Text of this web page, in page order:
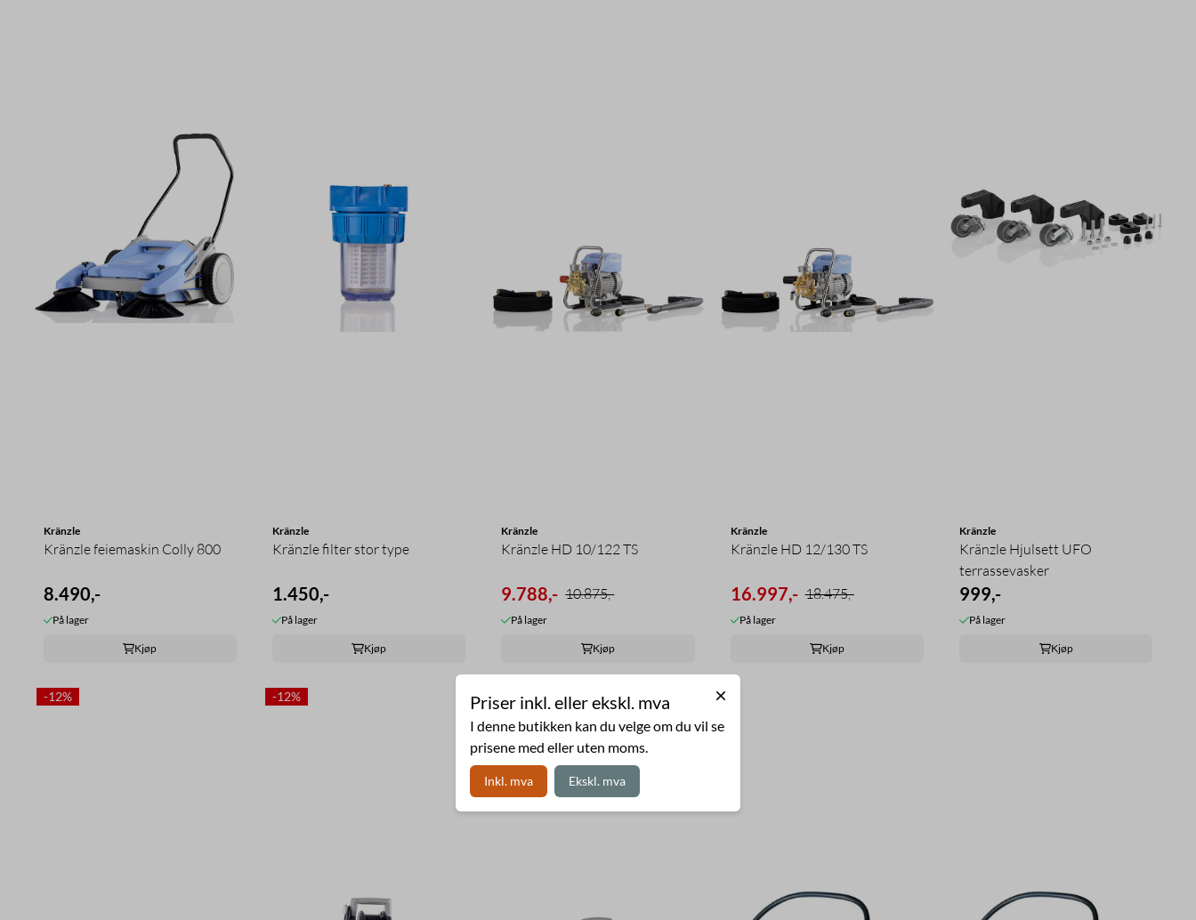
Kränzle
Kränzle feiemaskin Colly 800
8.490,-
På lager
Kjøp
Kränzle
Kränzle filter stor type
1.450,-
På lager
Kjøp
Kränzle
Kränzle HD 10/122 TS
9.788,- 10.875,-
På lager
Kjøp
Kränzle
Kränzle HD 12/130 TS
16.997,- 18.475,-
På lager
Kjøp
Kränzle
Kränzle Hjulsett UFO
terrassevasker
999,-
På lager
Kjøp
-12% -12% -10%
Priser inkl. eller ekskl. mva
I denne butikken kan du velge om du vil se
prisene med eller uten moms.
Inkl. mva Ekskl. mva